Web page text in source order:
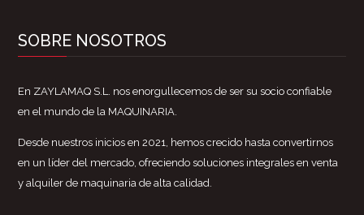
SOBRE NOSOTROS
En ZAYLAMAQ S.L. nos enorgullecemos de ser su socio confiable
en el mundo de la MAQUINARIA.
Desde nuestros inicios en 2021, hemos crecido hasta convertirnos
en un líder del mercado, ofreciendo soluciones integrales en venta
y alquiler de maquinaria de alta calidad.